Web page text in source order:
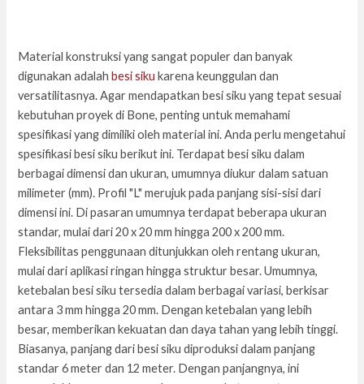
Material konstruksi yang sangat populer dan banyak
digunakan adalahbesi siku karena keunggulan dan
versatilitasnya. Agar mendapatkan besi siku yang tepat sesuai
kebutuhan proyek di Bone, penting untuk memahami
spesifikasi yang dimiliki oleh material ini. Anda perlu mengetahui
spesifikasi besi siku berikut ini. Terdapat besi siku dalam
berbagai dimensi dan ukuran, umumnya diukur dalam satuan
milimeter (mm). Profil "L" merujuk pada panjang sisi-sisi dari
dimensi ini. Di pasaran umumnya terdapat beberapa ukuran
standar, mulai dari 20 x 20 mm hingga 200 x 200 mm.
Fleksibilitas penggunaan ditunjukkan oleh rentang ukuran,
mulai dari aplikasi ringan hingga struktur besar. Umumnya,
ketebalan besi siku tersedia dalam berbagai variasi, berkisar
antara 3 mm hingga 20 mm. Dengan ketebalan yang lebih
besar, memberikan kekuatan dan daya tahan yang lebih tinggi.
Biasanya, panjang dari besi siku diproduksi dalam panjang
standar 6 meter dan 12 meter. Dengan panjangnya, ini